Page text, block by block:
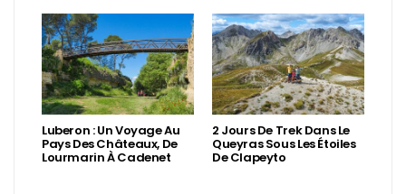
Luberon : Un Voyage Au
Pays Des Châteaux, De
Lourmarin À Cadenet
2 Jours De Trek Dans Le
Queyras Sous Les Étoiles
De Clapeyto